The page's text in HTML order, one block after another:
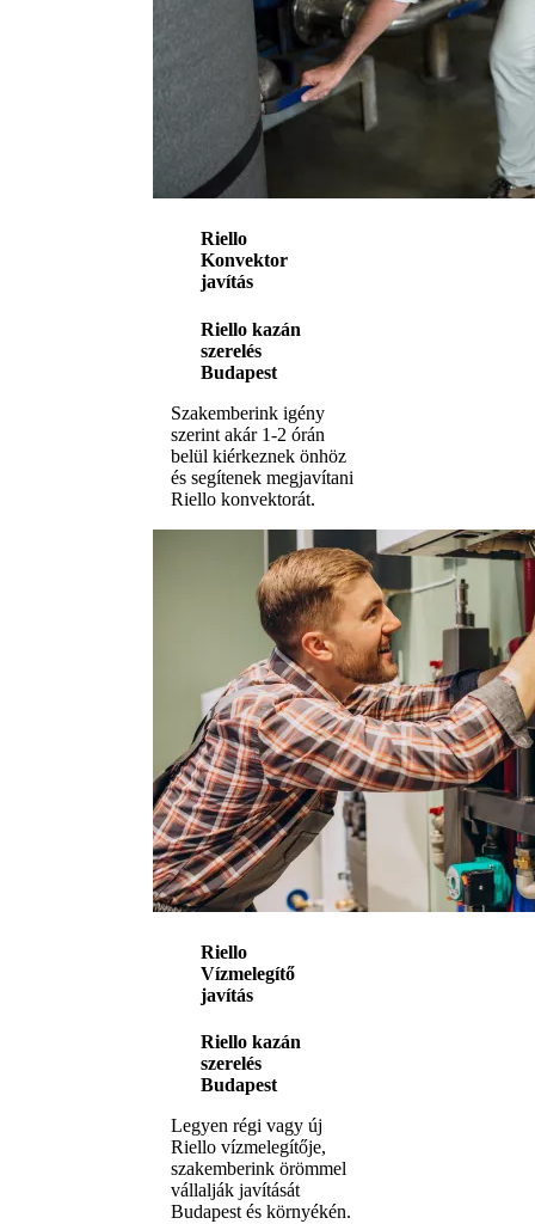
Riello
Konvektor
javítás
Riello kazán
szerelés
Budapest
Szakemberink igény
szerint akár 1-2 órán
belül kiérkeznek önhöz
és segítenek megjavítani
Riello konvektorát.
Riello
Vízmelegítő
javítás
Riello kazán
szerelés
Budapest
Legyen régi vagy új
Riello vízmelegítője,
szakemberink örömmel
vállalják javítását
Budapest és környékén.